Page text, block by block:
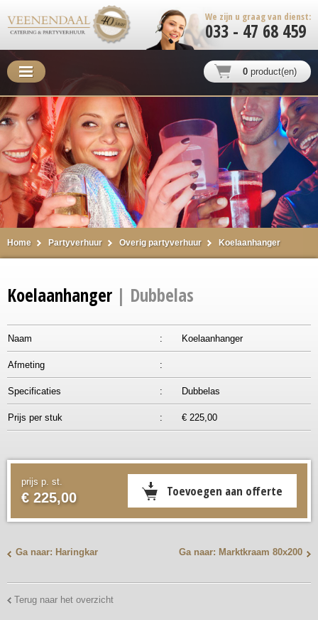
We zijn u graag van dienst:
033 - 47 68 459
0 product(en)
Home Partyverhuur Overig partyverhuur Koelaanhanger
Koelaanhanger | Dubbelas
Naam : Koelaanhanger
Afmeting :
Specificaties : Dubbelas
Prijs per stuk : € 225,00
prijs p. st.
€ 225,00
Ga naar: Haringkar Ga naar: Marktkraam 80x200
Terug naar het overzicht